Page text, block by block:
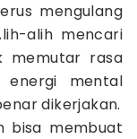
mengulang
alih mencari
memutar rasa
energi mental
dikerjakan.
bisa membuat